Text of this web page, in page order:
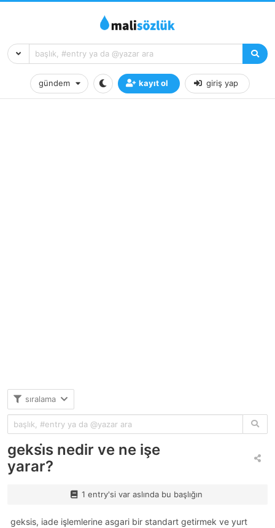
gündem kayıt ol giriş yap
sıralama
geksi̇s nedir ve ne işe
yarar?
1 entry'si var aslında bu başlığın
geksi̇s, iade işlemlerine asgari bir standart getirmek ve yurt